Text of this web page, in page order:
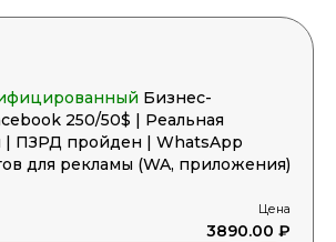
Бизнес-
250/50$ | Реальная
| ПЗРД пройден | WhatsApp
для рекламы (WA, приложения)
Цена
3890.00 ₽